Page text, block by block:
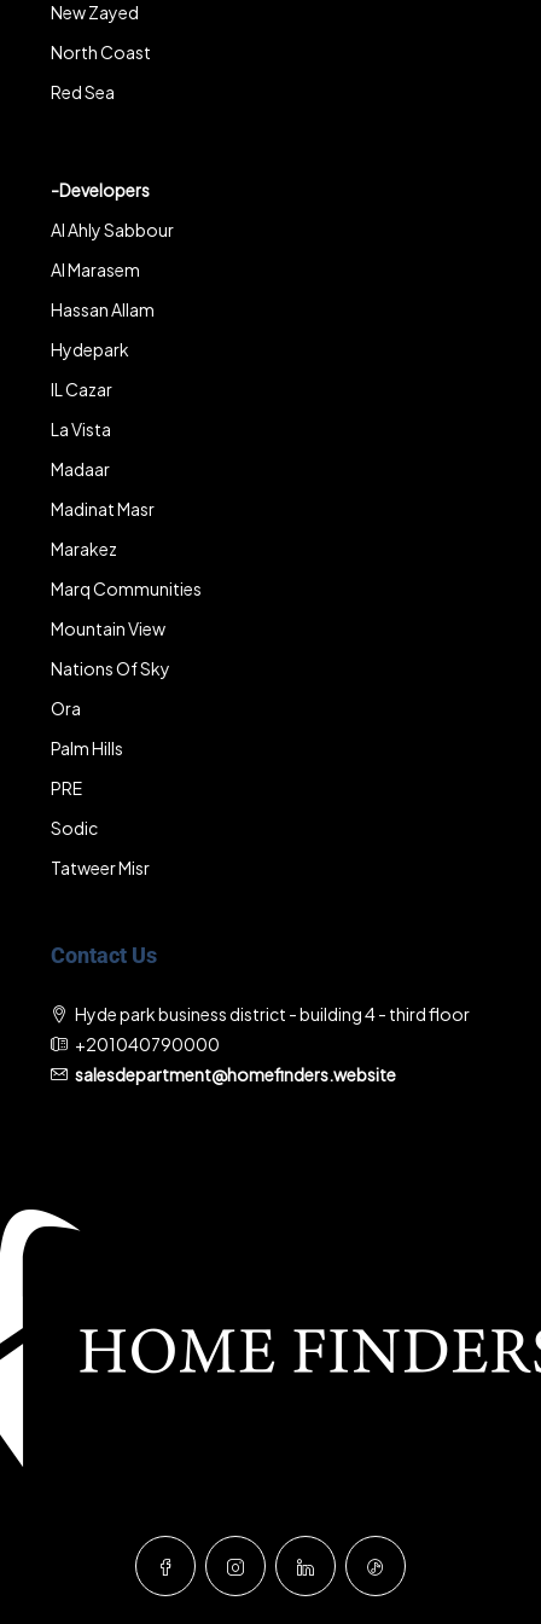
New Zayed
North Coast
Red Sea
-Developers
Al Ahly Sabbour
Al Marasem
Hassan Allam
Hydepark
IL Cazar
La Vista
Madaar
Madinat Masr
Marakez
Marq Communities
Mountain View
Nations Of Sky
Ora
Palm Hills
PRE
Sodic
Tatweer Misr
Contact Us
Hyde park business district - building 4 - third floor
+201040790000
salesdepartment@homefinders.website